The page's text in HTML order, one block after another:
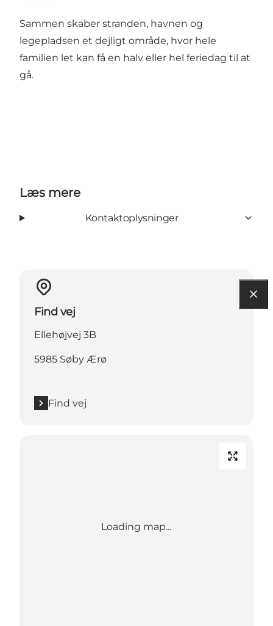
Sammen skaber stranden, havnen og
legepladsen et dejligt område, hvor hele
familien let kan få en halv eller hel feriedag til at
gå.
Læs mere
Kontaktoplysninger
Find vej
Ellehøjvej 3B
5985 Søby Ærø
Find vej
Loading map...